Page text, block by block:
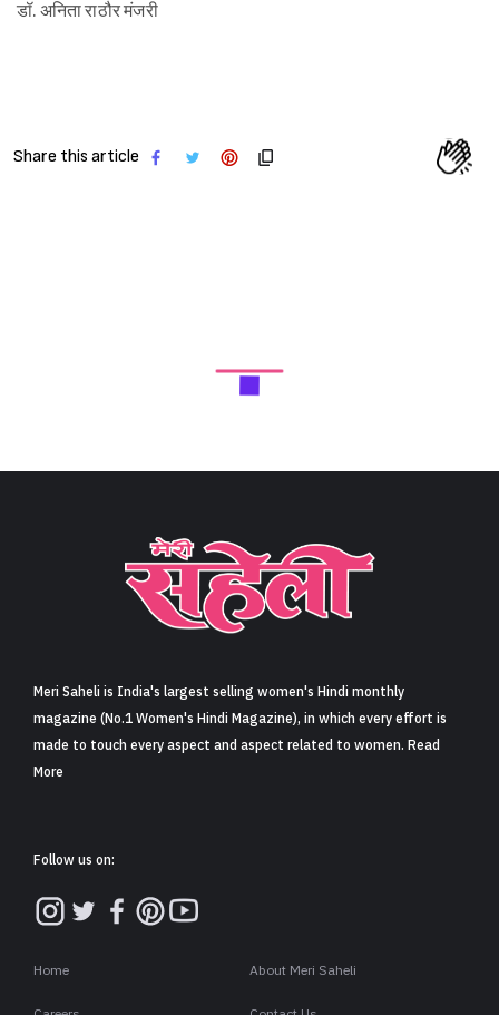
डॉ. अनिता राठौर मंजरी
Share this article
Meri Saheli is India's largest selling women's Hindi monthly
magazine (No.1 Women's Hindi Magazine), in which every effort is
made to touch every aspect and aspect related to women. Read
More
Follow us on:
Home About Meri Saheli